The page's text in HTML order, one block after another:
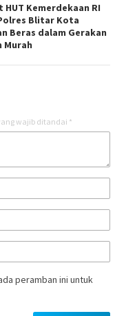
HUT Kemerdekaan RI
Blitar Kota
Beras dalam Gerakan
Murah
wajib ditandai *
peramban ini untuk